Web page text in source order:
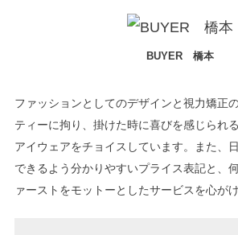
BUYER 橋本
ファッションとしてのデザインと視力矯正
ティーに拘り、掛けた時に喜びを感じられ
アイウェアをチョイスしています。また、
できるよう分かりやすいプライス表記と、
ァーストをモットーとしたサービスを心が